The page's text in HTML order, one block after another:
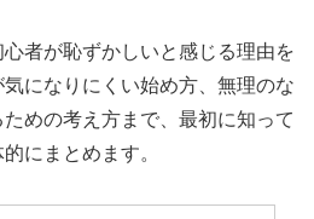
者が恥ずかしいと感じる理由を
になりにくい始め方、無理のな
めの考え方まで、最初に知って
にまとめます。